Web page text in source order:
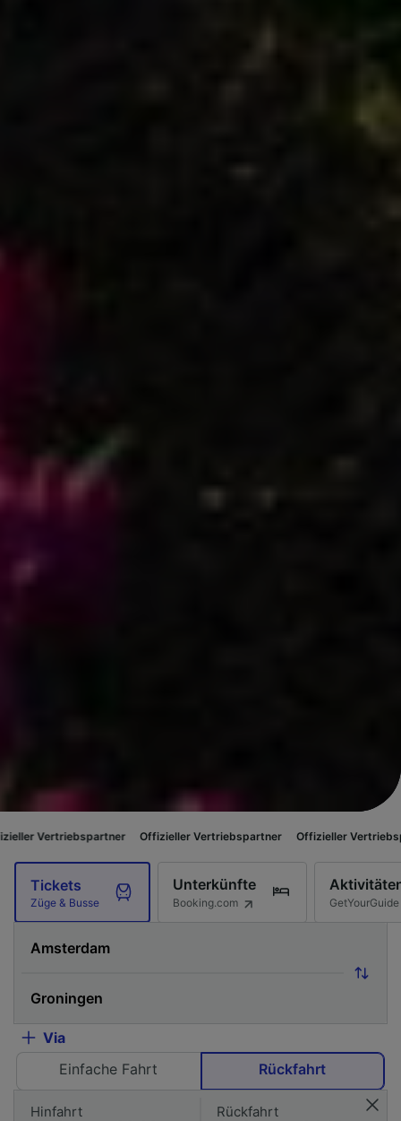
Offizieller Vertriebspartner Offizieller Vertriebspartner
Tickets
Züge & Busse
Unterkünfte
Booking.com GetYourGuide
Via
Einfache Fahrt
Rückfahrt
Hinfahrt Rückfahrt